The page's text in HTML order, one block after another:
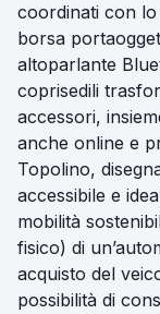
coordinati con
borsa
altoparlante
coprisedili
accessori,
anche online e
Topolino,
accessibile e
mobilità
fisico) di
acquisto del
possibilità di